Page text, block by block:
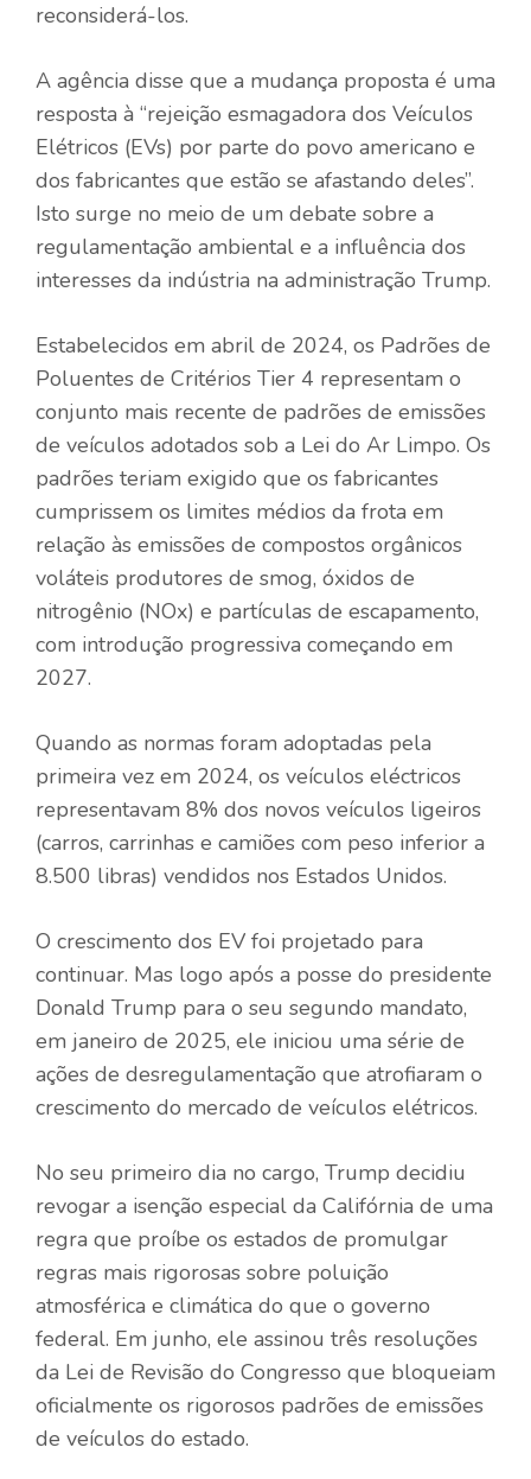
reconsiderá-los.
A agência disse que a mudança proposta é uma
resposta à “rejeição esmagadora dos Veículos
Elétricos (EVs) por parte do povo americano e
dos fabricantes que estão se afastando deles”.
Isto surge no meio de um debate sobre a
regulamentação ambiental e a influência dos
interesses da indústria na administração Trump.
Estabelecidos em abril de 2024, os Padrões de
Poluentes de Critérios Tier 4 representam o
conjunto mais recente de padrões de emissões
de veículos adotados sob a Lei do Ar Limpo. Os
padrões teriam exigido que os fabricantes
cumprissem os limites médios da frota em
relação às emissões de compostos orgânicos
voláteis produtores de smog, óxidos de
nitrogênio (NOx) e partículas de escapamento,
com introdução progressiva começando em
2027.
Quando as normas foram adoptadas pela
primeira vez em 2024, os veículos eléctricos
representavam 8% dos novos veículos ligeiros
(carros, carrinhas e camiões com peso inferior a
8.500 libras) vendidos nos Estados Unidos.
O crescimento dos EV foi projetado para
continuar. Mas logo após a posse do presidente
Donald Trump para o seu segundo mandato,
em janeiro de 2025, ele iniciou uma série de
ações de desregulamentação que atrofiaram o
crescimento do mercado de veículos elétricos.
No seu primeiro dia no cargo, Trump decidiu
revogar a isenção especial da Califórnia de uma
regra que proíbe os estados de promulgar
regras mais rigorosas sobre poluição
atmosférica e climática do que o governo
federal. Em junho, ele assinou três resoluções
da Lei de Revisão do Congresso que bloqueiam
oficialmente os rigorosos padrões de emissões
de veículos do estado.